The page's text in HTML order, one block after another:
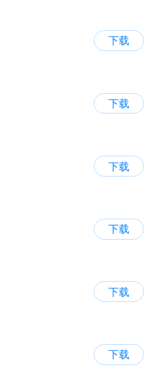
下载
下载
下载
下载
下载
下载